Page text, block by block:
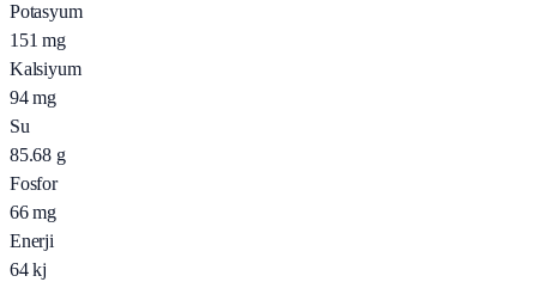
Potasyum
151 mg
Kalsiyum
94 mg
Su
85.68 g
Fosfor
66 mg
Enerji
64 kj